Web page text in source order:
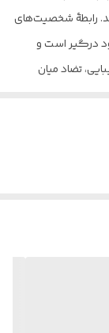
رابطهٔ شخصیت‌های
درگیر است و
تضاد میان
اجتماعی و